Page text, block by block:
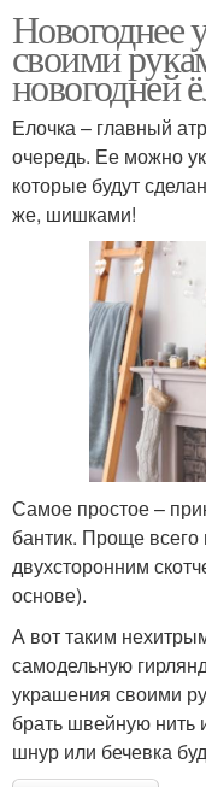
Новогоднее
своими
новогодней
Елочка – главный
очередь. Ее можно
которые будут
же, шишками!
Самое простое –
бантик. Проще всего
двухсторонним
основе).
А вот таким
самодельную
украшения своими
брать швейную нить
шнур или бечевка